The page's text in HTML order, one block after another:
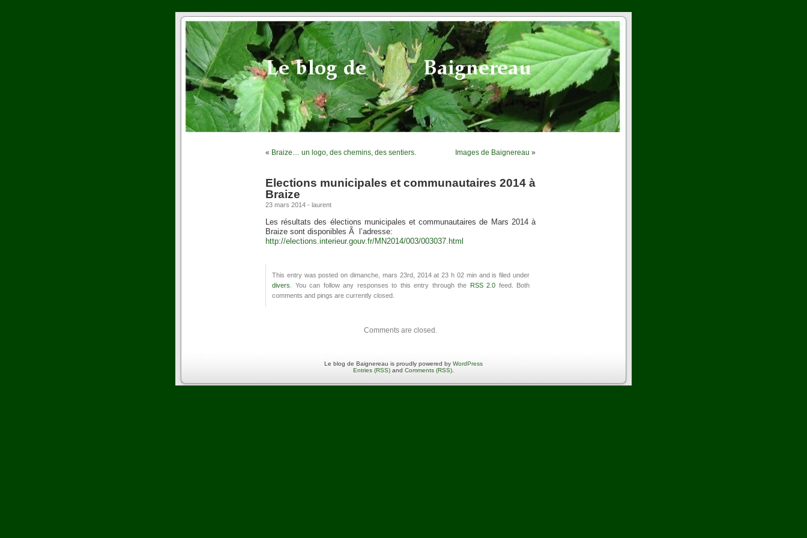
« Braize… un logo, des chemins, des sentiers. Images de Baignereau »
Elections municipales et communautaires 2014 à
Braize
23 mars 2014 - laurent
Les résultats des élections municipales et communautaires de Mars 2014 à
Braize sont disponibles Ã l’adresse:
http://elections.interieur.gouv.fr/MN2014/003/003037.html
This entry was posted on dimanche, mars 23rd, 2014 at 23 h 02 min and is filed under
divers . You can follow any responses to this entry through the RSS 2.0 feed. Both
comments and pings are currently closed.
Comments are closed.
Le blog de Baignereau is proudly powered by WordPress
Entries (RSS) and Comments (RSS)